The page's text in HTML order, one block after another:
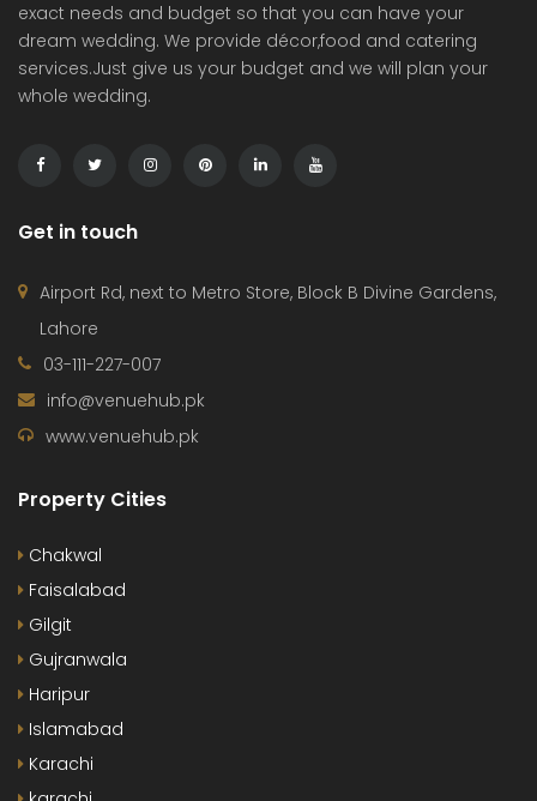
exact needs and budget so that you can have your
dream wedding. We provide décor,food and catering
services.Just give us your budget and we will plan your
whole wedding.
Get in touch
Airport Rd, next to Metro Store, Block B Divine Gardens,
Lahore
03-111-227-007
info@venuehub.pk
www.venuehub.pk
Property Cities
Chakwal
Faisalabad
Gilgit
Gujranwala
Haripur
Islamabad
Karachi